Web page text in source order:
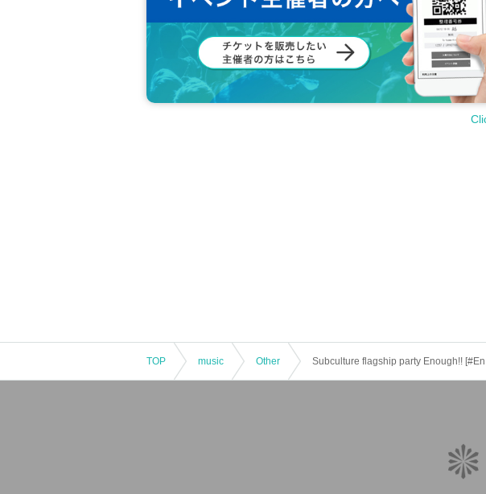
staff:
企画・プロデュース 國米修市、國米美子
原作 國米修市
撮影・照明 八木武志、岡本光一、藤本竜輔、土屋大輔、
TOP music Other